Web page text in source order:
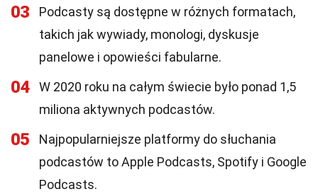
03
Podcasty są dostępne w różnych formatach,
takich jak wywiady, monologi, dyskusje
panelowe i opowieści fabularne.
04
W 2020 roku na całym świecie było ponad 1,5
miliona aktywnych podcastów.
05
Najpopularniejsze platformy do słuchania
podcastów to Apple Podcasts, Spotify i Google
Podcasts.